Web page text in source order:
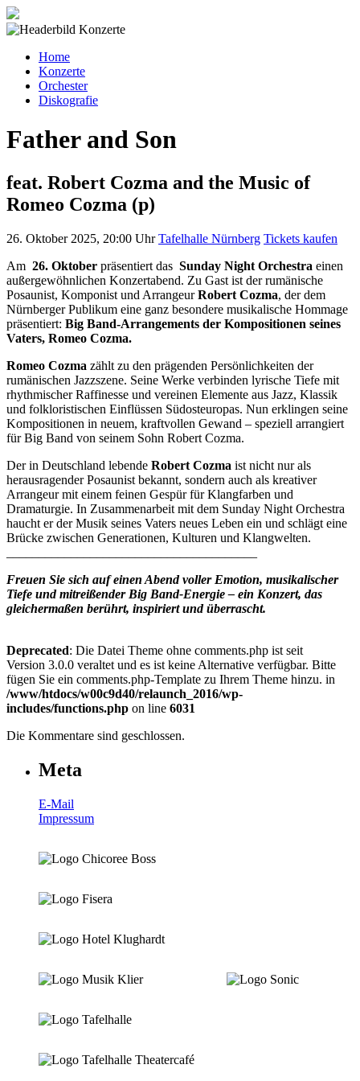
Home
Konzerte
Orchester
Diskografie
Father and Son
feat. Robert Cozma and the Music of
Romeo Cozma (p)
26. Oktober 2025, 20:00 UhrTafelhalle Nürnberg Tickets kaufen
Am 26. Oktober präsentiert das Sunday Night Orchestra einen
außergewöhnlichen Konzertabend. Zu Gast ist der rumänische
Posaunist, Komponist und ArrangeurRobert Cozma, der dem
Nürnberger Publikum eine ganz besondere musikalische Hommage
präsentiert: Big Band-Arrangements der Kompositionen seines
Vaters, Romeo Cozma.
Romeo Cozma zählt zu den prägenden Persönlichkeiten der
rumänischen Jazzszene. Seine Werke verbinden lyrische Tiefe mit
rhythmischer Raffinesse und vereinen Elemente aus Jazz, Klassik
und folkloristischen Einflüssen Südosteuropas. Nun erklingen seine
Kompositionen in neuem, kraftvollen Gewand – speziell arrangiert
für Big Band von seinem Sohn Robert Cozma.
Der in Deutschland lebende Robert Cozma ist nicht nur als
herausragender Posaunist bekannt, sondern auch als kreativer
Arrangeur mit einem feinen Gespür für Klangfarben und
Dramaturgie. In Zusammenarbeit mit dem Sunday Night Orchestra
haucht er der Musik seines Vaters neues Leben ein und schlägt eine
Brücke zwischen Generationen, Kulturen und Klangwelten.
Freuen Sie sich auf einen Abend voller Emotion, musikalischer
Tiefe und mitreißender Big Band-Energie – ein Konzert, das
gleichermaßen berührt, inspiriert und überrascht.
Deprecated: Die Datei Theme ohne comments.php ist seit
Version 3.0.0 veraltet und es ist keine Alternative verfügbar. Bitte
fügen Sie ein comments.php-Template zu Ihrem Theme hinzu. in
/www/htdocs/w00c9d40/relaunch_2016/wp-
includes/functions.php on line 6031
Die Kommentare sind geschlossen.
Meta
E-Mail
Impressum